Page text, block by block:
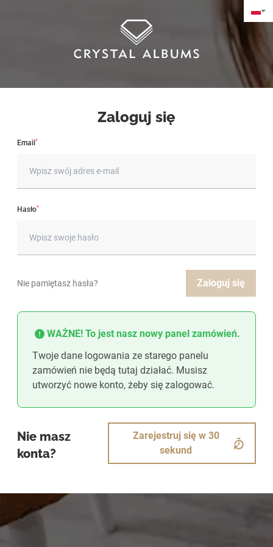
Zaloguj się
Email *
Hasło*
Nie pamiętasz hasła? Zaloguj się
WAŻNE! To jest nasz nowy panel zamówień.
Twoje dane logowania ze starego panelu
zamówień nie będą tutaj działać. Musisz
utworzyć nowe konto, żeby się zalogować.
Nie masz
konta?
Zarejestruj się w 30
sekund